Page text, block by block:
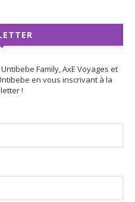
Family, AxE Voyages et
en vous inscrivant à la
!